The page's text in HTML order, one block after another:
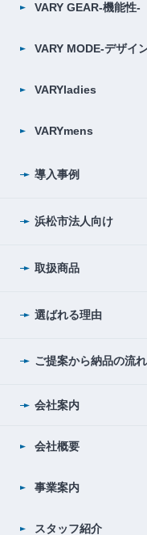
VARY GEAR-機能性-
VARY MODE-デザイ
VARYladies
VARYmens
導入事例
浜松市法人向け
取扱商品
選ばれる理由
ご提案から納品の流れ
会社案内
会社概要
事業案内
スタッフ紹介